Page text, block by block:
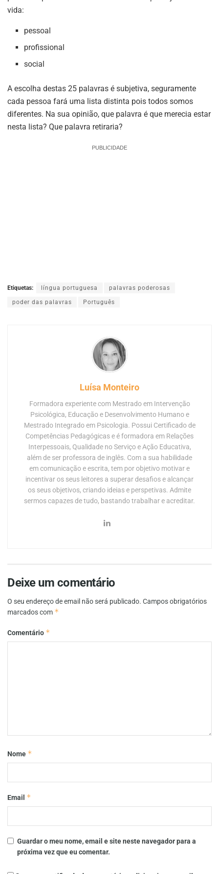
vida:
pessoal
profissional
social
A escolha destas 25 palavras é subjetiva, seguramente
cada pessoa fará uma lista distinta pois todos somos
diferentes. Na sua opinião, que palavra é que merecia estar
nesta lista? Que palavra retiraria?
PUBLICIDADE
Etiquetas: língua portuguesa palavras poderosas
poder das palavras Português
Luísa Monteiro
Formadora experiente com Mestrado em Intervenção
Psicológica, Educação e Desenvolvimento Humano e
Mestrado Integrado em Psicologia. Possui Certificado de
Competências Pedagógicas e é formadora em Relações
Interpessoais, Qualidade no Serviço e Ação Educativa,
além de ser professora de inglês. Com a sua habilidade
em comunicação e escrita, tem por objetivo motivar e
incentivar os seus leitores a superar desafios e alcançar
os seus objetivos, criando ideias e perspetivas. Admite
sermos capazes de tudo, bastando trabalhar e acreditar.
Deixe um comentário
O seu endereço de email não será publicado. Campos obrigatórios
marcados com *
Comentário *
Nome *
Email *
Guardar o meu nome, email e site neste navegador para a
próxima vez que eu comentar.